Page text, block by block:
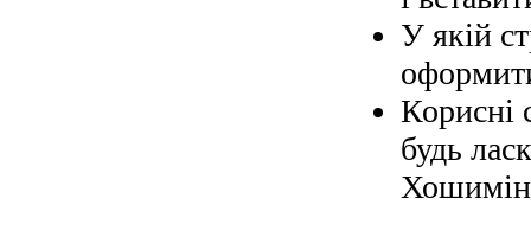
У якій
Корисні
будь